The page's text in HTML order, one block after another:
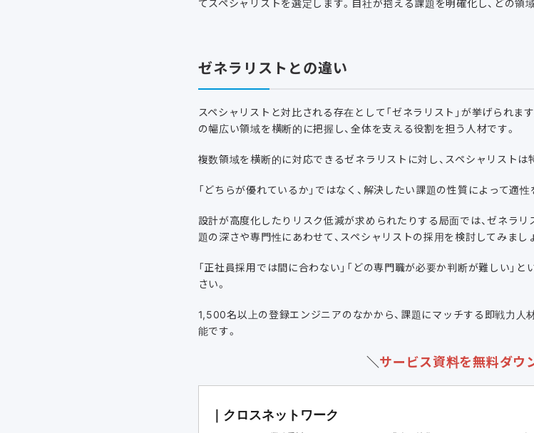
ゼネラリストとの違い
スペシャリストと対比される存在として「ゼネラリスト」が挙げられま
の幅広い領域を横断的に把握し、全体を支える役割を担う人材です。
複数領域を横断的に対応できるゼネラリストに対し、スペシャリストは
「どちらが優れているか」ではなく、解決したい課題の性質によって適
設計が高度化したりリスク低減が求められたりする局面では、ゼネラ
題の深さや専門性にあわせて、スペシャリストの採用を検討してみまし
「正社員採用では間に合わない」「どの専門職が必要か判断が難しい」と
さい。
1,500名以上の登録エンジニアのなかから、課題にマッチする即戦力人
能です。
＼サービス資料を無料ダウ
｜クロスネットワーク